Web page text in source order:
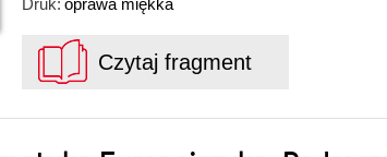
Druk: oprawa miękka
Czytaj fragment